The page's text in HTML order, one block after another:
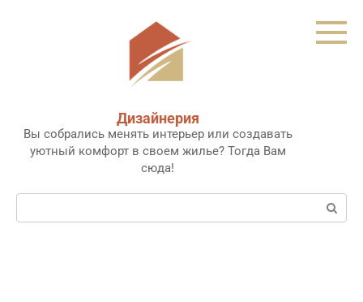
Дизайнерия
Вы собрались менять интерьер или создавать
уютный комфорт в своем жилье? Тогда Вам
сюда!
Поиск: